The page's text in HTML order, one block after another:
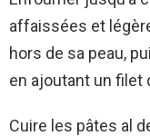
affaissées et
hors de sa peau,
en ajoutant un filet
Cuire les pâtes al